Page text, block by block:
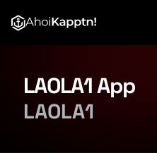
LAOLA1 App
LAOLA1
Kunden